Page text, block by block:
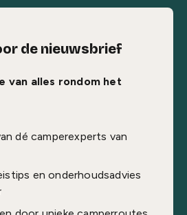
de nieuwsbrief
van alles rondom het
dé camperexperts van
en onderhoudsadvies